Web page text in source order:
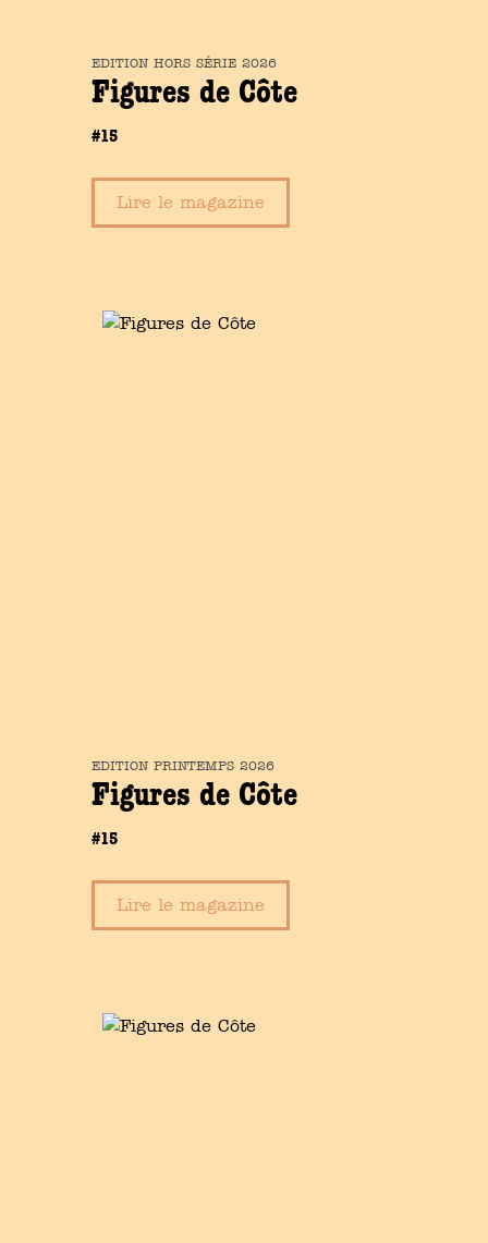
EDITION HORS SÉRIE 2026
Figures de Côte
#15
Lire le magazine
EDITION PRINTEMPS 2026
Figures de Côte
#15
Lire le magazine